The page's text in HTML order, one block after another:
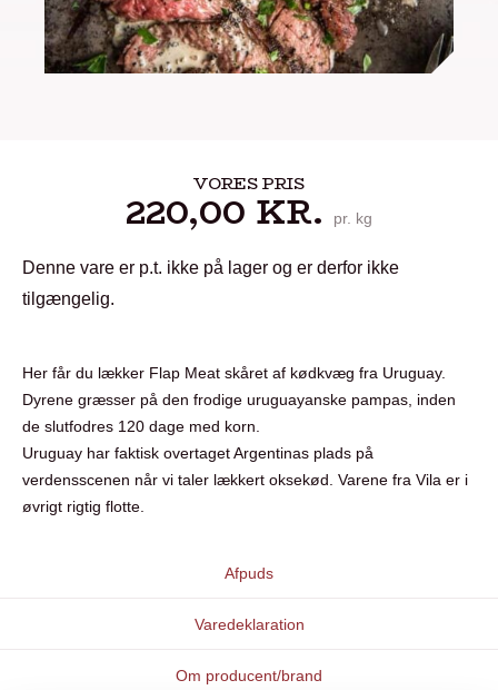
VORES PRIS
220,00 KR. pr. kg
Denne vare er p.t. ikke på lager og er derfor ikke
tilgængelig.
Her får du lækker Flap Meat skåret af kødkvæg fra Uruguay.
Dyrene græsser på den frodige uruguayanske pampas, inden
de slutfodres 120 dage med korn.
Uruguay har faktisk overtaget Argentinas plads på
verdensscenen når vi taler lækkert oksekød. Varene fra Vila er i
øvrigt rigtig flotte.
Afpuds
Varedeklaration
Om producent/brand